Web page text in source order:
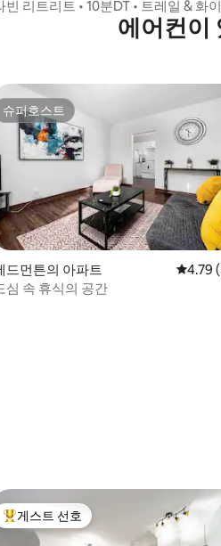
빈 리트리트 • 10분DT • 트레일 & 화
에어컨이
만점), 후기 22개
슈퍼호스트
슈퍼호스트
드먼튼의 아파트 평점
4.79
심 속 휴식의 공간
상위 게스트 선호
게스트 선호